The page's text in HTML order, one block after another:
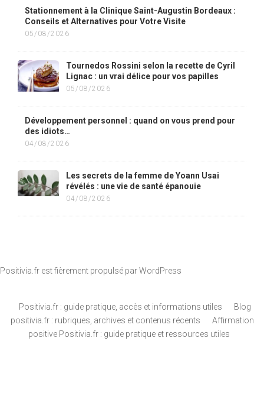
Stationnement à la Clinique Saint-Augustin Bordeaux :
Conseils et Alternatives pour Votre Visite
05/08/2026
Tournedos Rossini selon la recette de Cyril
Lignac : un vrai délice pour vos papilles
05/08/2026
Développement personnel : quand on vous prend pour
des idiots…
04/08/2026
Les secrets de la femme de Yoann Usai
révélés : une vie de santé épanouie
04/08/2026
Positivia.fr est fièrement propulsé parWordPress
Positivia.fr : guide pratique, accès et informations utiles
Blog
positivia.fr : rubriques, archives et contenus récents
Affirmation
positive Positivia.fr : guide pratique et ressources utiles